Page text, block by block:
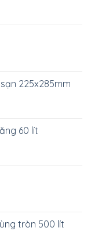
225x285mm
60 lít
tròn 500 lít